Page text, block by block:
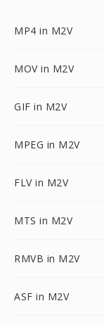
MP4 in M2V
MOV in M2V
GIF in M2V
MPEG in M2V
FLV in M2V
MTS in M2V
RMVB in M2V
ASF in M2V